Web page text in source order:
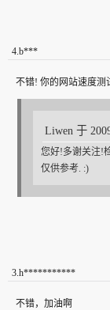
4.b***
不错! 你的网站速度测
Liwen 于
您好!多谢关注!
仅供参考. :)
3.h***********
不错，加油啊